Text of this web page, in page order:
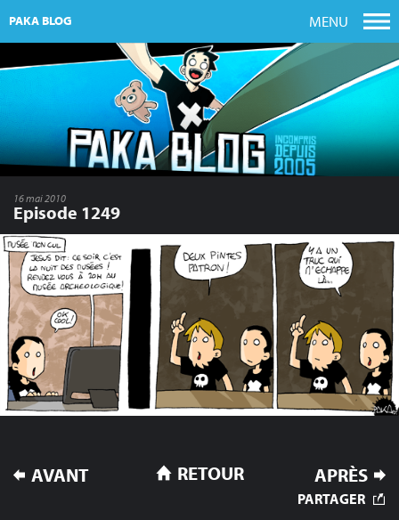
PAKA BLOG MENU
16 mai 2010
Episode 1249
NAVIGATION
DE
AVANT APRÈS
RETOUR
PARTAGER